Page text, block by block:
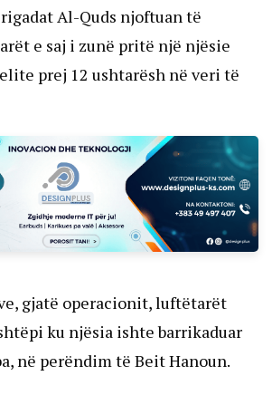
Al-Quds njoftuan të
e saj i zunë pritë një njësie
prej 12 ushtarësh në veri të
gjatë operacionit, luftëtarët
ku njësia ishte barrikaduar
në perëndim të Beit Hanoun.